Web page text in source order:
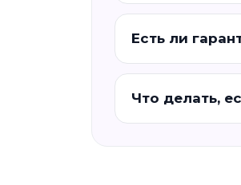
Есть ли
Что делать,